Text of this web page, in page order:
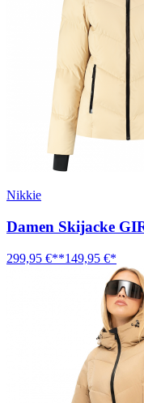
Nikkie
Damen Skijacke
299,95 €**149,95 €*